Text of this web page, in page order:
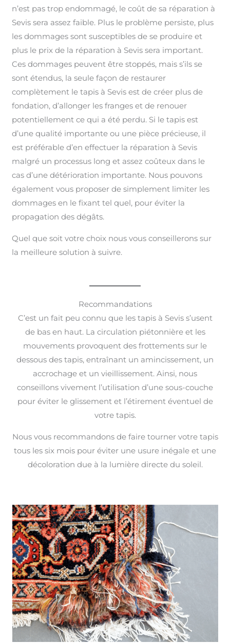
n’est pas trop endommagé, le coût de sa réparation à
Sevis sera assez faible. Plus le problème persiste, plus
les dommages sont susceptibles de se produire et
plus le prix de la réparation à Sevis sera important.
Ces dommages peuvent être stoppés, mais s’ils se
sont étendus, la seule façon de restaurer
complètement le tapis à Sevis est de créer plus de
fondation, d’allonger les franges et de renouer
potentiellement ce qui a été perdu. Si le tapis est
d’une qualité importante ou une pièce précieuse, il
est préférable d’en effectuer la réparation à Sevis
malgré un processus long et assez coûteux dans le
cas d’une détérioration importante. Nous pouvons
également vous proposer de simplement limiter les
dommages en le fixant tel quel, pour éviter la
propagation des dégâts.
Quel que soit votre choix nous vous conseillerons sur
la meilleure solution à suivre.
Recommandations
C’est un fait peu connu que les tapis à Sevis s’usent
de bas en haut. La circulation piétonnière et les
mouvements provoquent des frottements sur le
dessous des tapis, entraînant un amincissement, un
accrochage et un vieillissement. Ainsi, nous
conseillons vivement l’utilisation d’une sous-couche
pour éviter le glissement et l’étirement éventuel de
votre tapis.
Nous vous recommandons de faire tourner votre tapis
tous les six mois pour éviter une usure inégale et une
décoloration due à la lumière directe du soleil.